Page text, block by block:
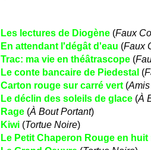
Les lectures de Diogène (Faux
En attendant l'dégât d'eau (Faux
Trac: ma vie en théâtrascope (
Le conte bancaire de Piedestal (
Carton rouge sur carré vert (
Le déclin des soleils de glace (À
Rage (À Bout Portant)
Kiwi (Tortue Noire)
Le Petit Chaperon Rouge en